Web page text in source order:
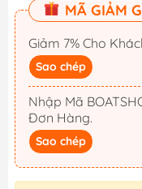
MÃ GIẢM
Giảm 7% Cho
Sao chép
Nhập Mã
Đơn Hàng.
Sao chép